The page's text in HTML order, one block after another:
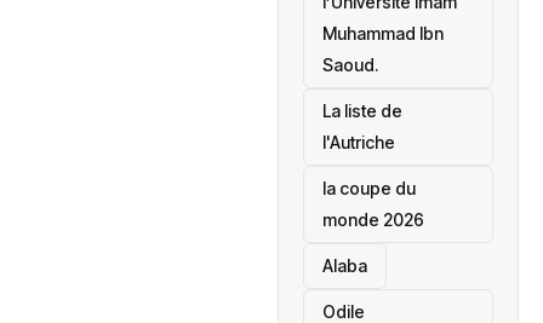
Muhammad Ibn
Saoud.
‎La liste de
l'Autriche
la coupe du
monde 2026
Alaba
Odile